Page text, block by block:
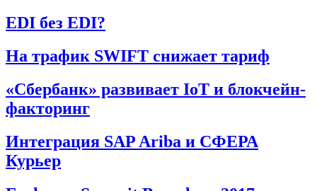
EDI без EDI?
На трафик SWIFT снижает тариф
«Сбербанк» развивает IoT и блокчейн-
факторинг
Интеграция SAP Ariba и СФЕРА
Курьер